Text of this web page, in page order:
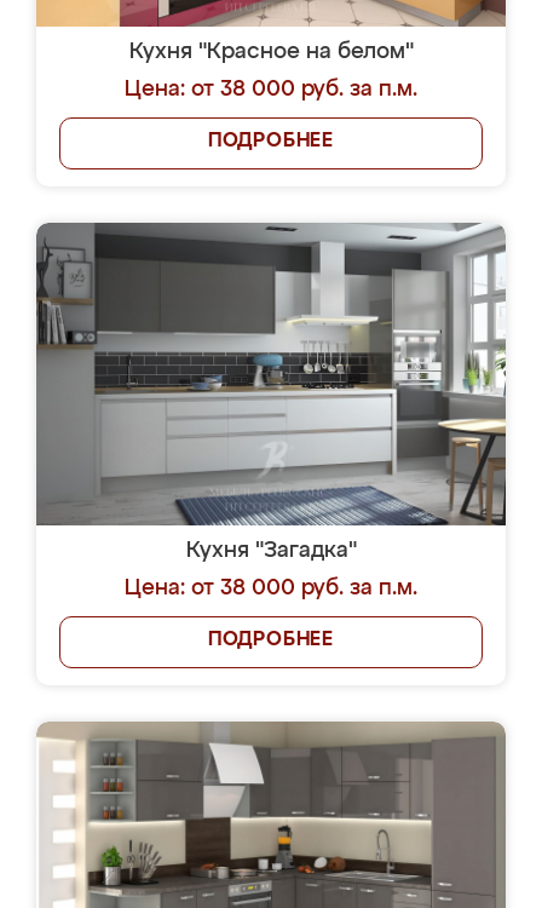
Кухня "Красное на белом"
Цена: от 38 000 руб. за п.м.
ПОДРОБНЕЕ
Кухня "Загадка"
Цена: от 38 000 руб. за п.м.
ПОДРОБНЕЕ